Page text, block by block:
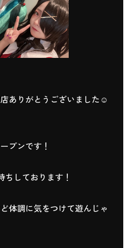
ありがとうございました☺
プンです！
ちしております！
体調に気をつけて遊んじゃ